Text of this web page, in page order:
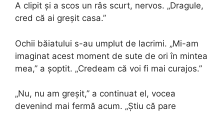
A clipit și a scos un râs scurt, nervos. „Dragule,
cred că ai greșit casa.”
Ochii băiatului s-au umplut de lacrimi. „Mi-am
imaginat acest moment de sute de ori în mintea
mea,” a șoptit. „Credeam că voi fi mai curajos.”
„Nu, nu am greșit,” a continuat el, vocea
devenind mai fermă acum. „Știu că pare